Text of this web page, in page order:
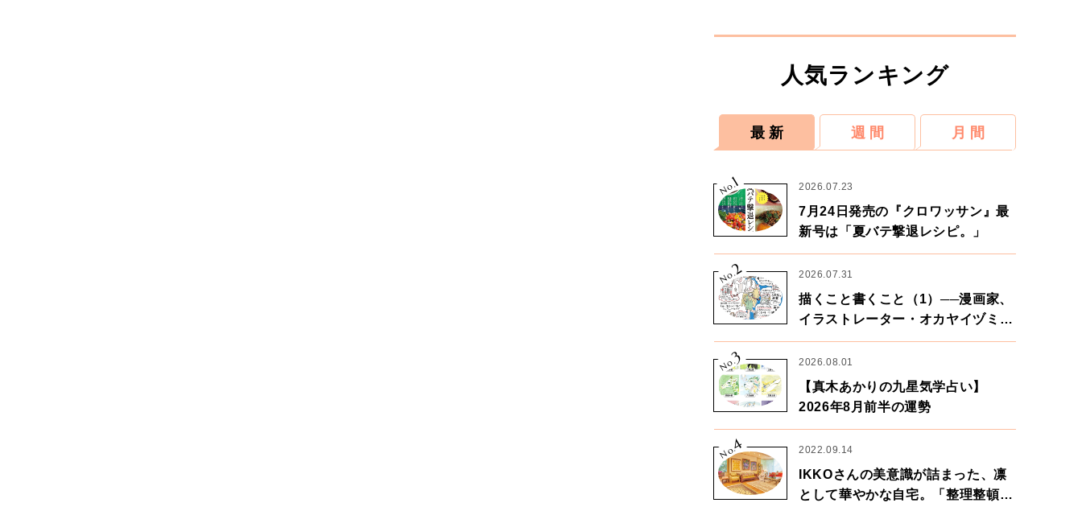
人気ランキング
最 新 週 間 月 間
No.
1 2026.07.23
7月24日発売の『クロワッサン』最
新号は「夏バテ撃退レシピ。」
No.2 2026.07.31
描くこと書くこと（1）──漫画家、
イラストレーター・オカヤイヅミさ
ん×漫画家・鶴谷香央理さん
No.
3 2026.08.01
【真木あかりの九星気学占い】
2026年8月前半の運勢
No.
4 2022.09.14
IKKOさんの美意識が詰まった、凛
として華やかな自宅。「整理整頓は